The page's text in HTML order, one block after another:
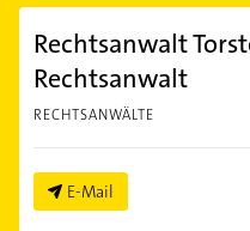
Rechtsanwalt
Rechtsanwalt
RECHTSANWÄLTE
E-Mail